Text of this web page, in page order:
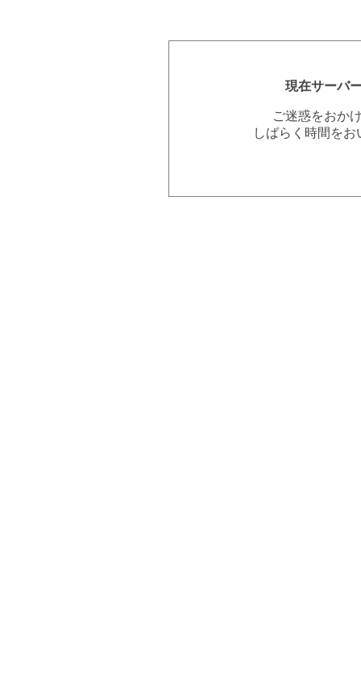
現在サーバ
ご迷惑をおか
しばらく時間を